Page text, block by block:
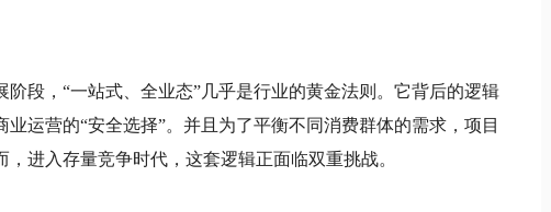
段，“一站式、全业态”几乎是行业的黄金法则。它背后的逻辑
运营的“安全选择”。并且为了平衡不同消费群体的需求，项目
进入存量竞争时代，这套逻辑正面临双重挑战。